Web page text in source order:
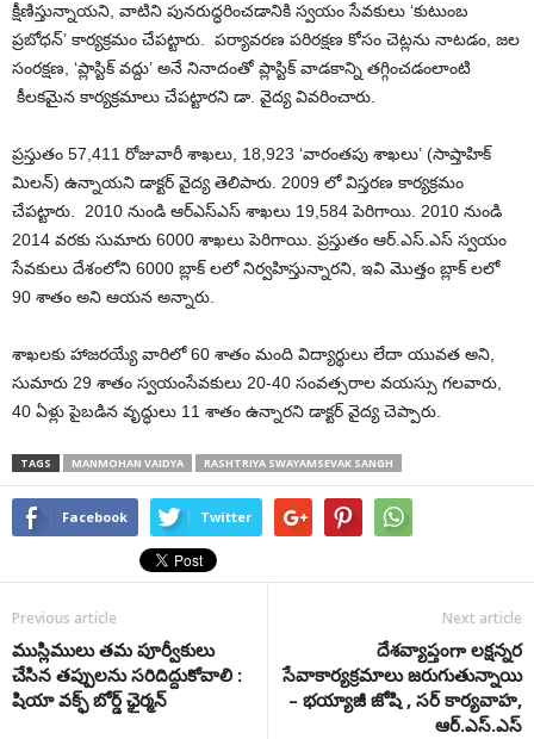
క్షీణిస్తున్నాయని, వాటిని పునరుద్ధరించడానికి స్వయం సేవకులు ‘కుటుంబ
ప్రబోధన్’ కార్యక్రమం చేపట్టారు. పర్యావరణ పరిరక్షణ కోసం చెట్లను నాటడం, జల
సంరక్షణ, ‘ప్లాస్టిక్ వద్దు’ అనే నినాదంతో ప్లాస్టిక్ వాడకాన్ని తగ్గించడంలాంటి
కీలకమైన కార్యక్రమాలు చేపట్టారని డా. వైద్య వివరించారు.
ప్రస్తుతం 57,411 రోజువారీ శాఖలు, 18,923 ‘వారంతపు శాఖలు’ (సాప్తాహిక్
మిలన్) ఉన్నాయని డాక్టర్ వైద్య తెలిపారు. 2009 లో విస్తరణ కార్యక్రమం
చేపట్టారు. 2010 నుండి ఆర్ఎస్ఎస్ శాఖలు 19,584 పెరిగాయి. 2010 నుండి
2014 వరకు సుమారు 6000 శాఖలు పెరిగాయి. ప్రస్తుతం ఆర్‌.ఎస్‌.ఎస్ స్వయం
సేవకులు దేశంలోని 6000 బ్లాక్ లలో నిర్వహిస్తున్నారని, ఇవి మొత్తం బ్లాక్ లలో
90 శాతం అని ఆయన అన్నారు.
శాఖలకు హాజరయ్యే వారిలో 60 శాతం మంది విద్యార్థులు లేదా యువత అని,
సుమారు 29 శాతం స్వయంసేవకులు 20-40 సంవత్సరాల వయస్సు గలవారు,
40 ఏళ్లు పైబడిన వృద్ధులు 11 శాతం ఉన్నారని డాక్టర్ వైద్య చెప్పారు.
TAGS MANMOHAN VAIDYA RASHTRIYA SWAYAMSEVAK SANGH
Facebook Twitter
Previous article
ముస్లిములు తమ పూర్వీకులు
చేసిన తప్పులను సరిదిద్దుకోవాలి :
షియా వక్ఫ్ బోర్డ్ ఛైర్మన్
Next article
దేశవ్యాప్తంగా లక్షన్నర
సేవాకార్యక్రమాలు జరుగుతున్నాయి
– భయ్యాజీ జోషి , సర్ కార్యవాహ,
ఆర్.ఎస్.ఎస్